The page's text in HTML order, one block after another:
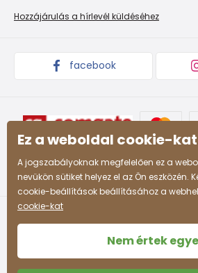
Áruk begyűjtése
Hozzájárulás a hírlevél küldéséhez
facebook
Ez a weboldal cookie-
A jogszabályoknak megfelelően ez a
nevükön sütiket helyez el az Ön eszközén.
cookie-beállítások beállításához a
cookie-kat
Nem értek